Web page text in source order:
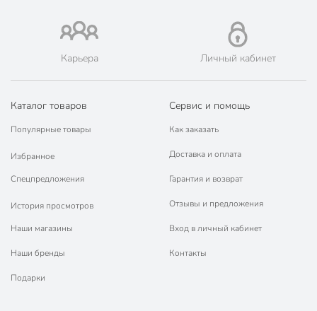
Карьера Личный кабинет
Каталог товаров
Популярные товары
Избранное
Спецпредложения
История просмотров
Наши магазины
Наши бренды
Подарки
Сервис и помощь
Как заказать
Доставка и оплата
Гарантия и возврат
Отзывы и предложения
Вход в личный кабинет
Контакты